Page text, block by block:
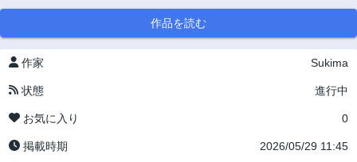
作品を読む
作家 Sukima
状態 進行中
お気に入り 0
掲載時期 2026/05/29 11:45